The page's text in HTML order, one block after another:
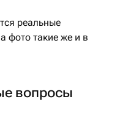
реальные
фото такие же и в
вопросы